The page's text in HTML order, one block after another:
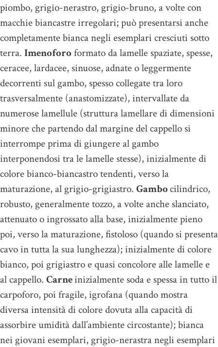
piombo, grigio-nerastro, grigio-bruno, a volte con
macchie biancastre irregolari; può presentarsi anche
completamente bianca negli esemplari cresciuti sotto
terra. Imenoforoformato da lamelle spaziate, spesse,
ceracee, lardacee, sinuose, adnate o leggermente
decorrenti sul gambo, spesso collegate tra loro
trasversalmente (anastomizzate), intervallate da
numerose lamellule (struttura lamellare di dimensioni
minore che partendo dal margine del cappello si
interrompe prima di giungere al gambo
interponendosi tra le lamelle stesse), inizialmente di
colore bianco-biancastro tendenti, verso la
maturazione, al grigio-grigiastro. Gambocilindrico,
robusto, generalmente tozzo, a volte anche slanciato,
attenuato o ingrossato alla base, inizialmente pieno
poi, verso la maturazione, fistoloso (quando si presenta
cavo in tutta la sua lunghezza); inizialmente di colore
bianco, poi grigiastro e quasi concolore alle lamelle e
al cappello. Carneinizialmente soda e spessa in tutto il
carpoforo, poi fragile, igrofana (quando mostra
diversa intensità di colore dovuta alla capacità di
assorbire umidità dall’ambiente circostante); bianca
nei giovani esemplari, grigio-nerastra negli esemplari